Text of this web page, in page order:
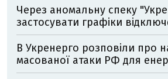
Через аномальну спеку
застосувати графіки
В Укренерго розповіли про
масованої атаки РФ для